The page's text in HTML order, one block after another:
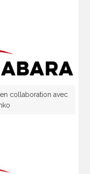
collaboration avec